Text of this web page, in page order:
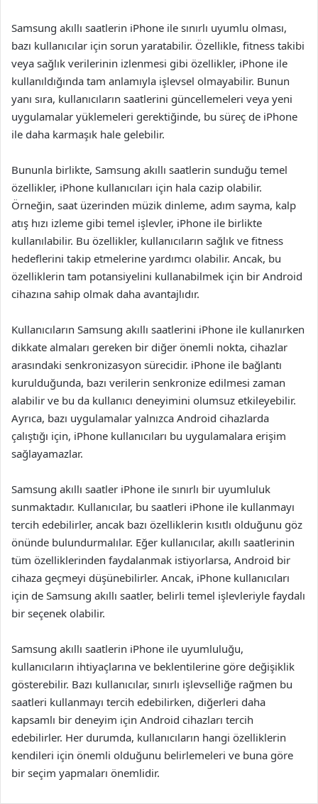
Samsung akıllı saatlerin iPhone ile sınırlı uyumlu olması,
bazı kullanıcılar için sorun yaratabilir. Özellikle, fitness takibi
veya sağlık verilerinin izlenmesi gibi özellikler, iPhone ile
kullanıldığında tam anlamıyla işlevsel olmayabilir. Bunun
yanı sıra, kullanıcıların saatlerini güncellemeleri veya yeni
uygulamalar yüklemeleri gerektiğinde, bu süreç de iPhone
ile daha karmaşık hale gelebilir.
Bununla birlikte, Samsung akıllı saatlerin sunduğu temel
özellikler, iPhone kullanıcıları için hala cazip olabilir.
Örneğin, saat üzerinden müzik dinleme, adım sayma, kalp
atış hızı izleme gibi temel işlevler, iPhone ile birlikte
kullanılabilir. Bu özellikler, kullanıcıların sağlık ve fitness
hedeflerini takip etmelerine yardımcı olabilir. Ancak, bu
özelliklerin tam potansiyelini kullanabilmek için bir Android
cihazına sahip olmak daha avantajlıdır.
Kullanıcıların Samsung akıllı saatlerini iPhone ile kullanırken
dikkate almaları gereken bir diğer önemli nokta, cihazlar
arasındaki senkronizasyon sürecidir. iPhone ile bağlantı
kurulduğunda, bazı verilerin senkronize edilmesi zaman
alabilir ve bu da kullanıcı deneyimini olumsuz etkileyebilir.
Ayrıca, bazı uygulamalar yalnızca Android cihazlarda
çalıştığı için, iPhone kullanıcıları bu uygulamalara erişim
sağlayamazlar.
Samsung akıllı saatler iPhone ile sınırlı bir uyumluluk
sunmaktadır. Kullanıcılar, bu saatleri iPhone ile kullanmayı
tercih edebilirler, ancak bazı özelliklerin kısıtlı olduğunu göz
önünde bulundurmalılar. Eğer kullanıcılar, akıllı saatlerinin
tüm özelliklerinden faydalanmak istiyorlarsa, Android bir
cihaza geçmeyi düşünebilirler. Ancak, iPhone kullanıcıları
için de Samsung akıllı saatler, belirli temel işlevleriyle faydalı
bir seçenek olabilir.
Samsung akıllı saatlerin iPhone ile uyumluluğu,
kullanıcıların ihtiyaçlarına ve beklentilerine göre değişiklik
gösterebilir. Bazı kullanıcılar, sınırlı işlevselliğe rağmen bu
saatleri kullanmayı tercih edebilirken, diğerleri daha
kapsamlı bir deneyim için Android cihazları tercih
edebilirler. Her durumda, kullanıcıların hangi özelliklerin
kendileri için önemli olduğunu belirlemeleri ve buna göre
bir seçim yapmaları önemlidir.